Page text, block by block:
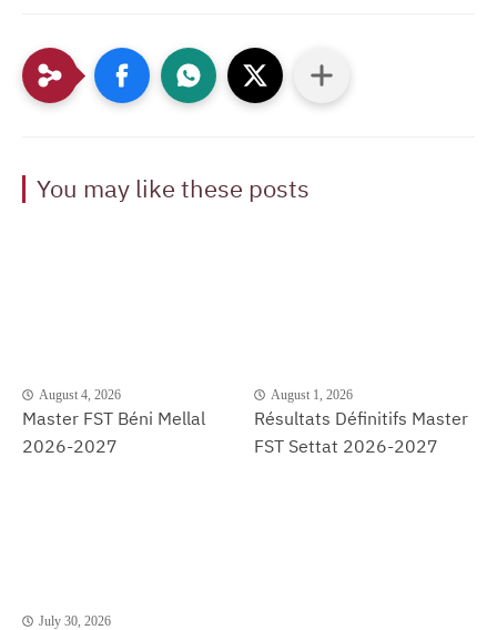
You may like these posts
August 4, 2026
Master FST Béni Mellal
2026-2027
August 1, 2026
Résultats Définitifs Master
FST Settat 2026-2027
July 30, 2026